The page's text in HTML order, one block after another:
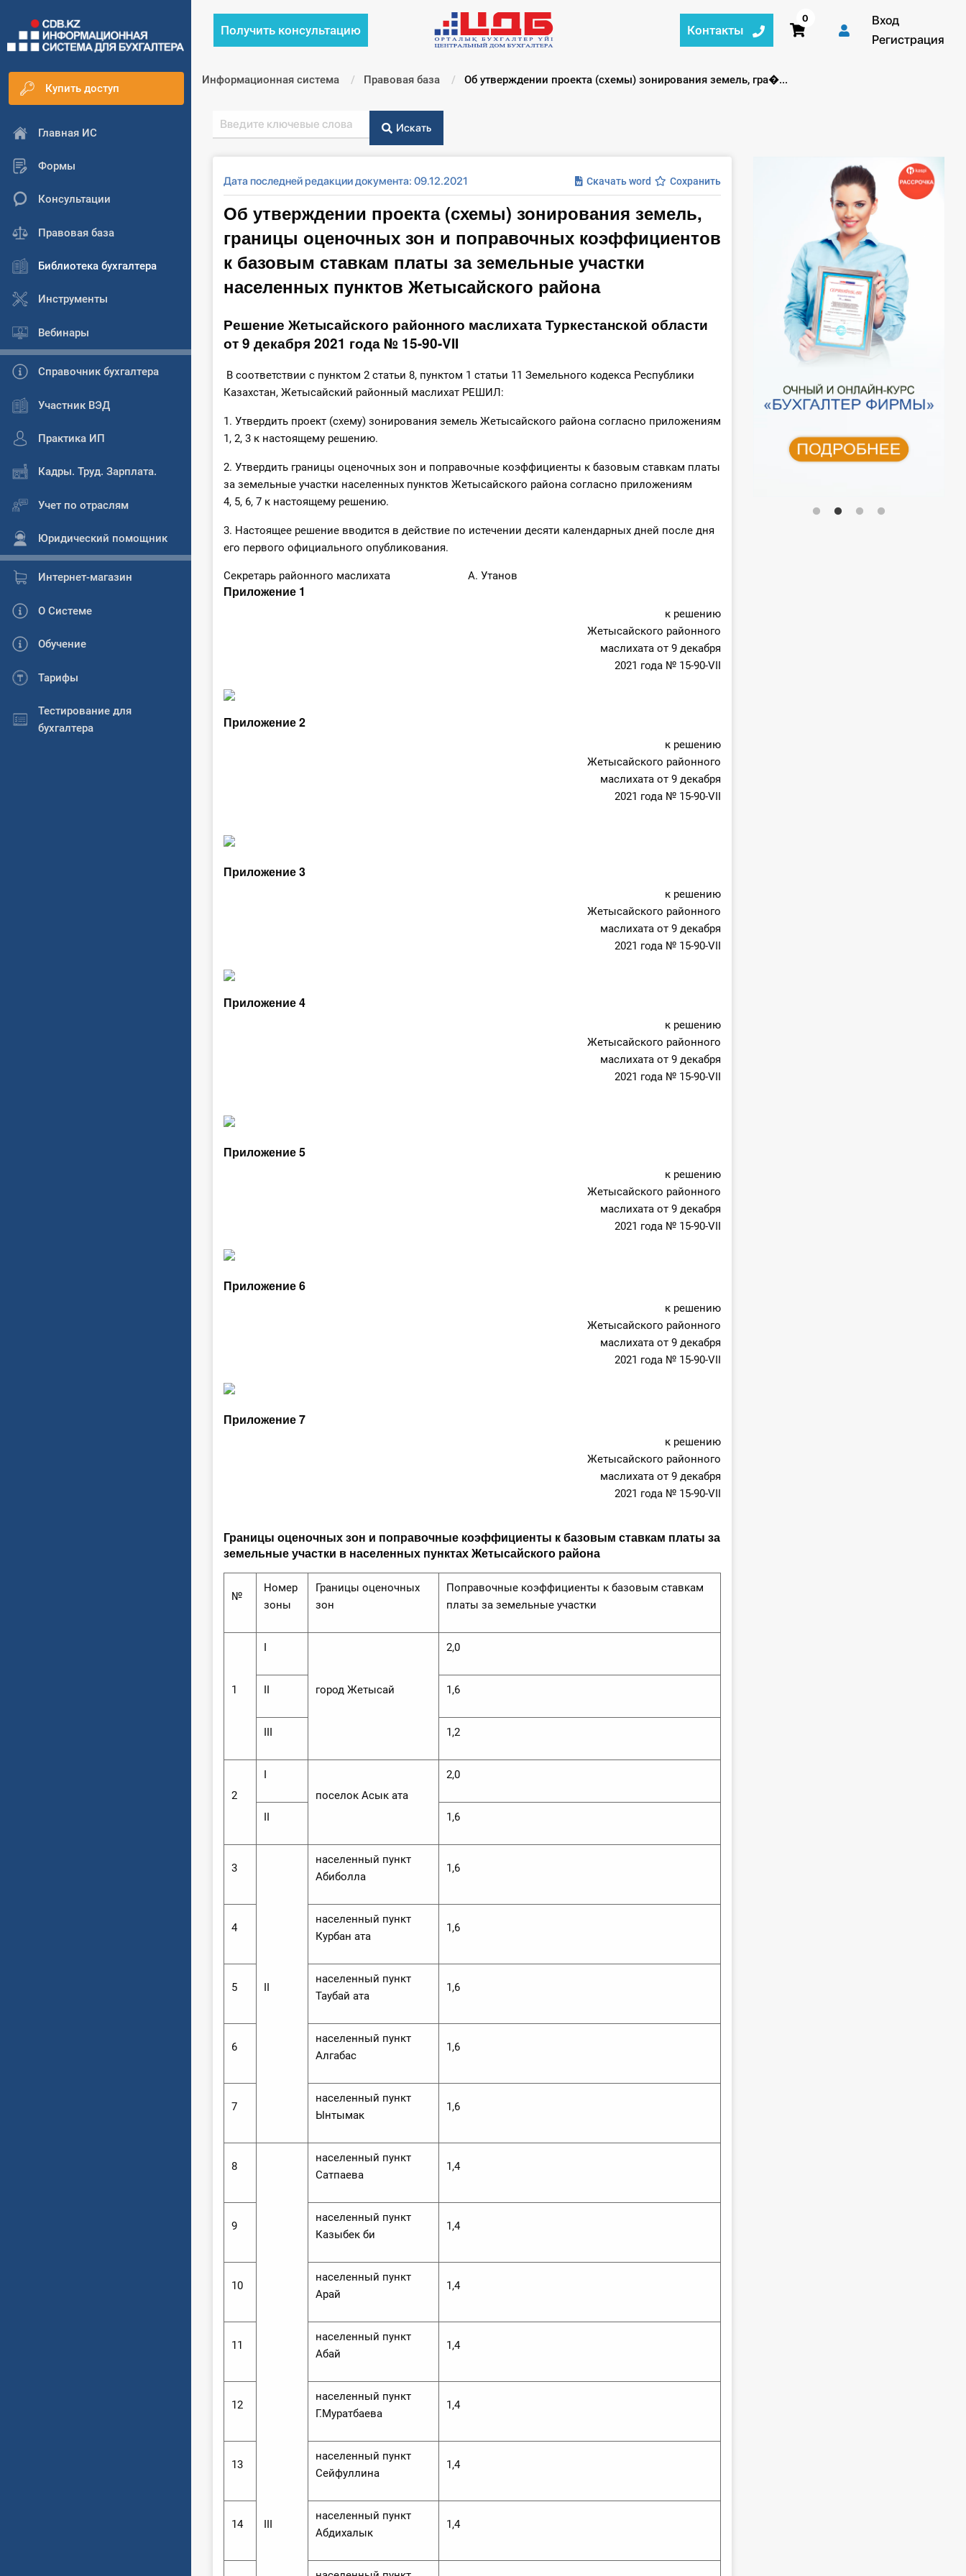
Купить доступ
Главная ИС
Формы
Консультации
Правовая база
Библиотека бухгалтера
Инструменты
Вебинары
Справочник бухгалтера
Участник ВЭД
Практика ИП
Кадры. Труд. Зарплата.
Учет по отраслям
Юридический помощник
Интернет-магазин
О Системе
Обучение
Тарифы
Тестирование для
бухгалтера
Получить консультацию Контакты
0
Вход
Регистрация
Информационная система Правовая база Текущий:
Об утверждении проекта (схемы) зонирования земель, гра�...
Искать
Дата последней редакции документа: 09.12.2021 Скачать word Сохранить
Об утверждении проекта (схемы) зонирования земель,
границы оценочных зон и поправочных коэффициентов
к базовым ставкам платы за земельные участки
населенных пунктов Жетысайского района
Решение Жетысайского районного маслихата Туркестанской области
от 9 декабря 2021 года № 15-90-VII
В соответствии с пунктом 2 статьи 8, пунктом 1 статьи 11 Земельного кодекса Республики
Казахстан, Жетысайский районный маслихат РЕШИЛ:
1. Утвердить проект (схему) зонирования земель Жетысайского района согласно приложениям
1, 2, 3 к настоящему решению.
2. Утвердить границы оценочных зон и поправочные коэффициенты к базовым ставкам платы
за земельные участки населенных пунктов Жетысайского района согласно приложениям
4, 5, 6, 7 к настоящему решению.
3. Настоящее решение вводится в действие по истечении десяти календарных дней после дня
его первого официального опубликования.
Секретарь районного маслихата А. Утанов
Приложение 1
к решению
Жетысайского районного
маслихата от 9 декабря
2021 года № 15-90-VII
Приложение 2
к решению
Жетысайского районного
маслихата от 9 декабря
2021 года № 15-90-VII
Приложение 3
к решению
Жетысайского районного
маслихата от 9 декабря
2021 года № 15-90-VII
Приложение 4
к решению
Жетысайского районного
маслихата от 9 декабря
2021 года № 15-90-VII
Приложение 5
к решению
Жетысайского районного
маслихата от 9 декабря
2021 года № 15-90-VII
Приложение 6
к решению
Жетысайского районного
маслихата от 9 декабря
2021 года № 15-90-VII
Приложение 7
к решению
Жетысайского районного
маслихата от 9 декабря
2021 года № 15-90-VII
Границы оценочных зон и поправочные коэффициенты к базовым ставкам платы за
земельные участки в населенных пунктах Жетысайского района
№
Номер
зоны
Границы оценочных
зон
Поправочные коэффициенты к базовым ставкам
платы за земельные участки
1 город Жетысай
2,0
1,6
1,2
2
поселок Асык ата
2,0
1,6
3
населенный пункт
Абиболла
1,6
4
населенный пункт
Курбан ата
1,6
5
населенный пункт
Таубай ата
1,6
6
населенный пункт
Алгабас
1,6
7
населенный пункт
Ынтымак
1,6
8
населенный пункт
Сатпаева
1,4
9
населенный пункт
Казыбек би
1,4
10
населенный пункт
Арай
1,4
11
населенный пункт
Абай
1,4
12
населенный пункт
Г.Муратбаева
1,4
13
населенный пункт
Сейфуллина
1,4
14
населенный пункт
Абдихалык
1,4